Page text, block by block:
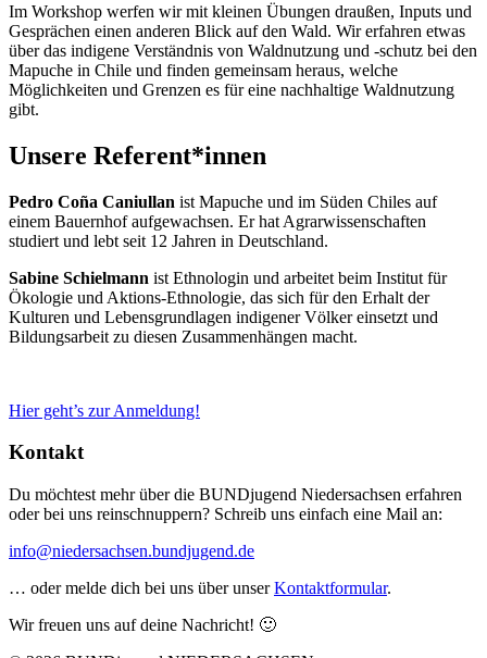
Im Workshop werfen wir mit kleinen Übungen draußen, Inputs und
Gesprächen einen anderen Blick auf den Wald. Wir erfahren etwas
über das indigene Verständnis von Waldnutzung und -schutz bei den
Mapuche in Chile und finden gemeinsam heraus, welche
Möglichkeiten und Grenzen es für eine nachhaltige Waldnutzung
gibt.
Unsere Referent*innen
Pedro Coña Caniullan ist Mapuche und im Süden Chiles auf
einem Bauernhof aufgewachsen. Er hat Agrarwissenschaften
studiert und lebt seit 12 Jahren in Deutschland.
Sabine Schielmann ist Ethnologin und arbeitet beim Institut für
Ökologie und Aktions-Ethnologie, das sich für den Erhalt der
Kulturen und Lebensgrundlagen indigener Völker einsetzt und
Bildungsarbeit zu diesen Zusammenhängen macht.
Hier geht’s zur Anmeldung!
Kontakt
Du möchtest mehr über die BUNDjugend Niedersachsen erfahren
oder bei uns reinschnuppern? Schreib uns einfach eine Mail an:
info@niedersachsen.bundjugend.de
… oder melde dich bei uns über unserKontaktformular.
Wir freuen uns auf deine Nachricht! 🙂